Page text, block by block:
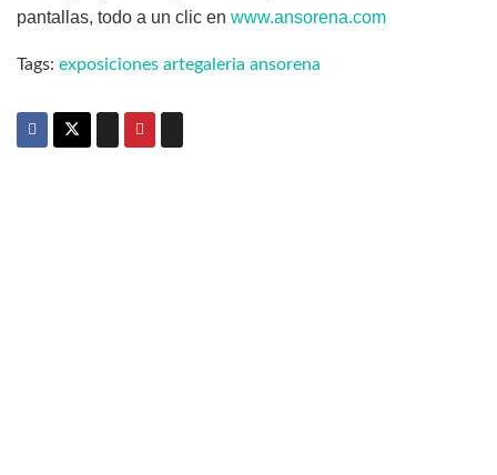
pantallas, todo a un clic en www.ansorena.com
Tags: exposiciones artegaleria ansorena